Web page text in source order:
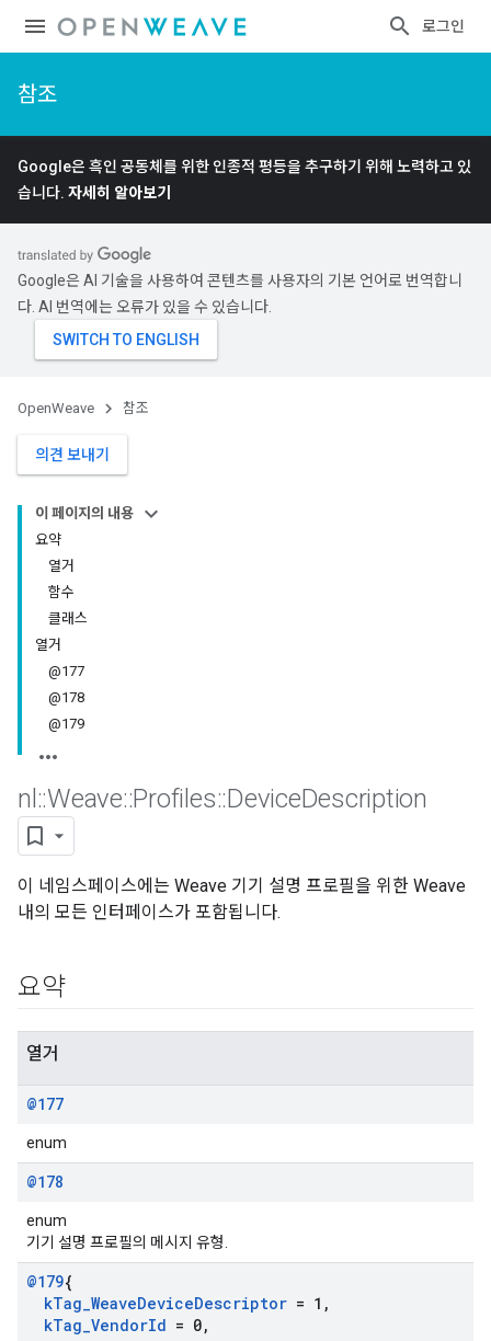
로그인
참조
Google은 흑인 공동체를 위한 인종적 평등을 추구하기 위해 노력하고 있
습니다. 자세히 알아보기
Google은 AI 기술을 사용하여 콘텐츠를 사용자의 기본 언어로 번역합니
다. AI 번역에는 오류가 있을 수 있습니다.
OpenWeave 참조
의견 보내기
이 페이지의 내용
요약
열거
함수
클래스
열거
@177
@178
@179
nl ::Weave::Profiles::DeviceDescription
이 네임스페이스에는 Weave 기기 설명 프로필을 위한 Weave
내의 모든 인터페이스가 포함됩니다.
요약
열거
@177
enum
@178
enum
기기 설명 프로필의 메시지 유형.
@179{
kTag_WeaveDeviceDescriptor = 1 ,
kTag_VendorId = 0,